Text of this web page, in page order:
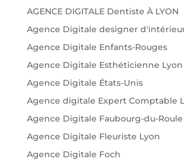
AGENCE DIGITALE Dentiste À LYON
Agence Digitale designer
Agence Digitale Enfants-Rouges
Agence Digitale Esthéticienne Lyon
Agence Digitale États-Unis
Agence digitale Expert Comptable
Agence Digitale Faubourg-du-Roule
Agence Digitale Fleuriste Lyon
Agence Digitale Foch